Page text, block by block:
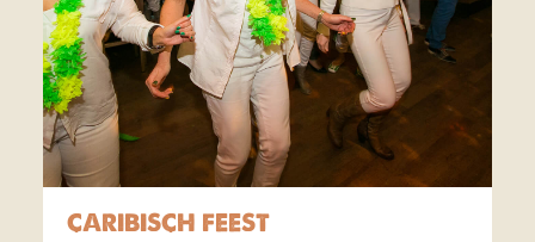
CARIBISCH FEEST